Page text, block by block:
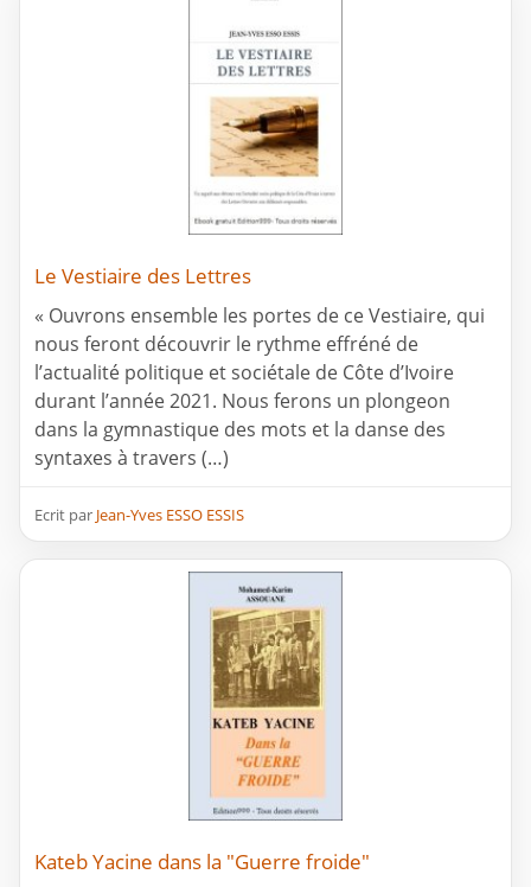
Le Vestiaire des Lettres
« Ouvrons ensemble les portes de ce Vestiaire, qui
nous feront découvrir le rythme effréné de
l’actualité politique et sociétale de Côte d’Ivoire
durant l’année 2021. Nous ferons un plongeon
dans la gymnastique des mots et la danse des
syntaxes à travers (…)
Ecrit par Jean-Yves ESSO ESSIS
Kateb Yacine dans la "Guerre froide"